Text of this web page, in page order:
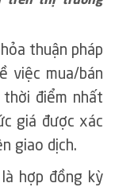
thuận pháp
việc mua/bán
điểm nhất
giá được xác
giao dịch.
hợp đồng kỳ